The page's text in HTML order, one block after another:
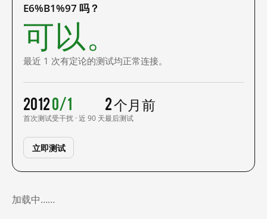
E6%B1%97 吗？
可以。
最近 1 次有定论的测试均正常连接。
2012
首次测试
0/1
受干扰 · 近 90 天
2 个月前
最后测试
立即测试
加载中……